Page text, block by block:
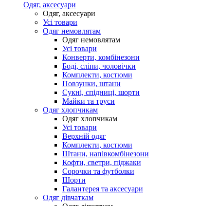
Одяг, аксесуари
Одяг, аксесуари
Усі товари
Одяг немовлятам
Одяг немовлятам
Усі товари
Конверти, комбінезони
Боді, сліпи, чоловічки
Комплекти, костюми
Повзунки, штани
Сукні, спідниці, шорти
Майки та труси
Одяг хлопчикам
Одяг хлопчикам
Усі товари
Верхній одяг
Комплекти, костюми
Штани, напівкомбінезони
Кофти, светри, піджаки
Сорочки та футболки
Шорти
Галантерея та аксесуари
Одяг дівчаткам